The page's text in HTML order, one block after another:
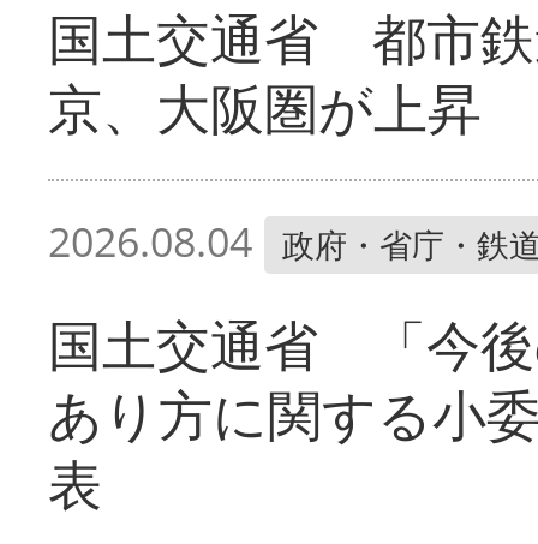
国土交通省 都市
京、大阪圏が上昇
2026.08.04 政府・省庁・鉄
国土交通省 「今
あり方に関する小
表